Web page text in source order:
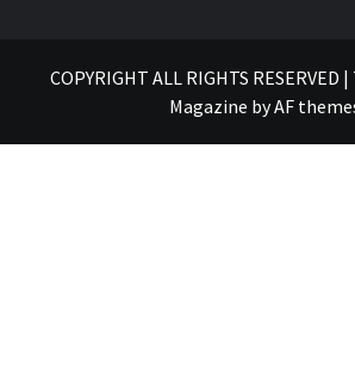
COPYRIGHT ALL RIGHTS RESERVED |
Magazine byAF